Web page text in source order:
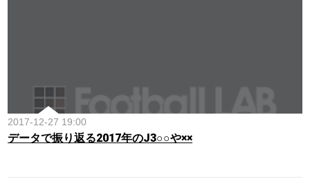
2017-12-27 19:00
データで振り返る2017年のJ3○○や××